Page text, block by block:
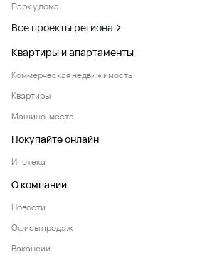
Парк у дома
Все проекты региона
Квартиры и апартаменты
Коммерческая недвижимость
Квартиры
Машино-места
Покупайте онлайн
Ипотека
О компании
Новости
Офисы продаж
Вакансии